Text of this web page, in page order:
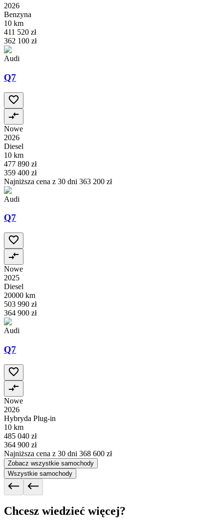
2026
Benzyna
10 km
411 520 zł
362 100 zł
Audi
Q7
Nowe
2026
Diesel
10 km
477 890 zł
359 400 zł
Najniższa cena z 30 dni 363 200 zł
Audi
Q7
Nowe
2025
Diesel
20000 km
503 990 zł
364 900 zł
Audi
Q7
Nowe
2026
Hybryda Plug-in
10 km
485 040 zł
364 900 zł
Najniższa cena z 30 dni 368 600 zł
Zobacz wszystkie samochody
Wszystkie samochody
Chcesz wiedzieć więcej?